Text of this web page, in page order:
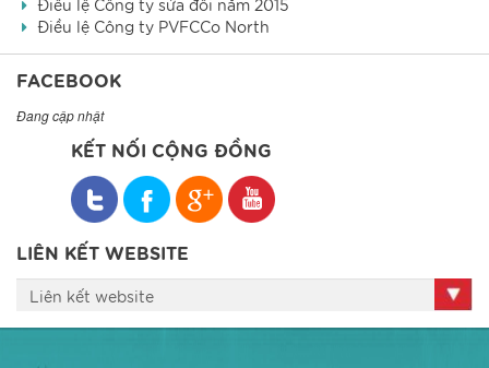
Điều lệ Công ty sửa đổi năm 2015
Điều lệ Công ty PVFCCo North
FACEBOOK
Đang cập nhật
KẾT NỐI CỘNG ĐỒNG
LIÊN KẾT WEBSITE
Liên kết website